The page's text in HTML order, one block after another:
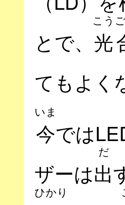
とで、 光
こう
てもよく
今
いま
では
ザーは出
だ
ひかり